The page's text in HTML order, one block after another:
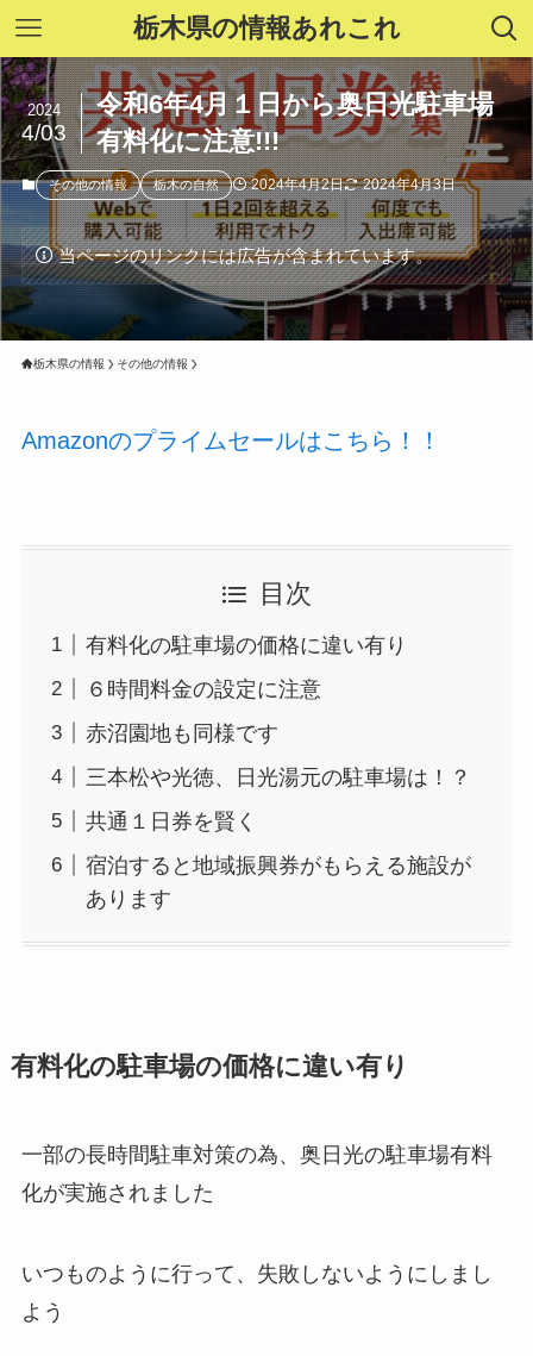
栃木県の情報あれこれ
令和6年4月１日から奥日光駐車場
有料化に注意!!!
2024
4/03
その他の情報 栃木の自然 2024年4月2日 2024年4月3日
当ページのリンクには広告が含まれています。
栃木県の情報 その他の情報
Amazonのプライムセールはこちら！！
目次
有料化の駐車場の価格に違い有り
６時間料金の設定に注意
赤沼園地も同様です
三本松や光徳、日光湯元の駐車場は！？
共通１日券を賢く
宿泊すると地域振興券がもらえる施設が
あります
有料化の駐車場の価格に違い有り
一部の長時間駐車対策の為、奥日光の駐車場有料
化が実施されました
いつものように行って、失敗しないようにしまし
よう